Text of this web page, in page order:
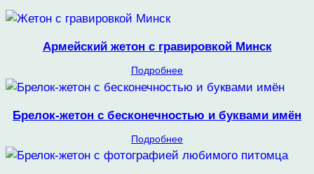
Армейский жетон с гравировкой Минск
Подробнее
Брелок-жетон с бесконечностью и буквами имён
Подробнее